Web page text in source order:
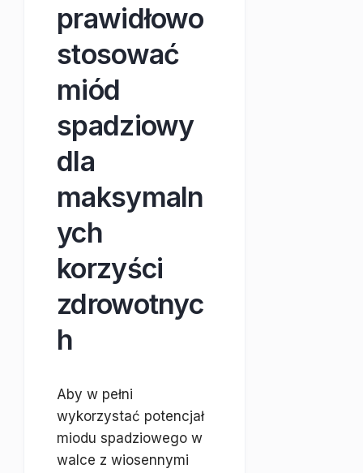
prawidłowo
stosować
miód
spadziowy
dla
maksymaln
ych
korzyści
zdrowotnyc
h
Aby w pełni
wykorzystać potencjał
miodu spadziowego w
walce z wiosennymi